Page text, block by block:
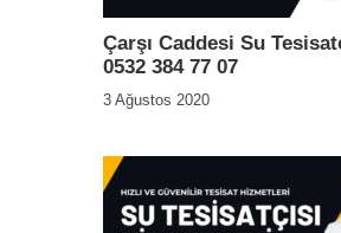
Çarşı Caddesi Su
0532 384 77 07
3 Ağustos 2020